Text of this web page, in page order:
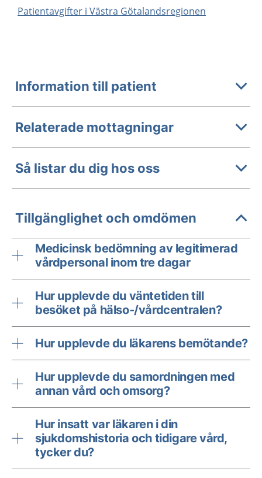
Patientavgifter i Västra Götalandsregionen
Information till patient
Relaterade mottagningar
Så listar du dig hos oss
Tillgänglighet och omdömen
Medicinsk bedömning av legitimerad
vårdpersonal inom tre dagar
Hur upplevde du väntetiden till
besöket på hälso-/vårdcentralen?
Hur upplevde du läkarens bemötande?
Hur upplevde du samordningen med
annan vård och omsorg?
Hur insatt var läkaren i din
sjukdomshistoria och tidigare vård,
tycker du?